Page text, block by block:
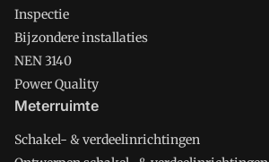
Inspectie
Bijzondere installaties
NEN 3140
Power Quality
Meterruimte
Schakel- & verdeelinrichtingen